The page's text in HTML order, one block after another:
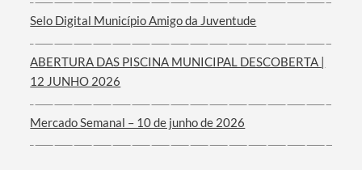
Selo Digital Município Amigo da Juventude
ABERTURA DAS PISCINA MUNICIPAL DESCOBERTA |
12 JUNHO 2026
Mercado Semanal – 10 de junho de 2026